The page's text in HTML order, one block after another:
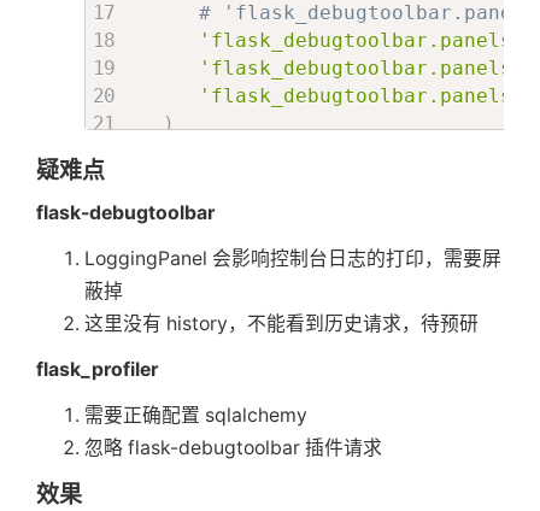
#
)
  app
.config
"storage": {
"db_url": "sqlite:///
"^/_debug_toolbar/.*"
]
疑难点
flask-debugtoolbar
LoggingPanel 会影响控制台日志的打印，需要屏
蔽掉
这里没有 history，不能看到历史请求，待预研
flask_profiler
需要正确配置 sqlalchemy
忽略 flask-debugtoolbar 插件请求
效果